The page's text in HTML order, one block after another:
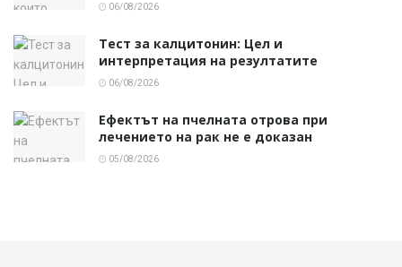
06/08/2026
Тест за калцитонин: Цел и
интерпретация на резултатите
06/08/2026
Ефектът на пчелната отрова при
лечението на рак не е доказан
05/08/2026